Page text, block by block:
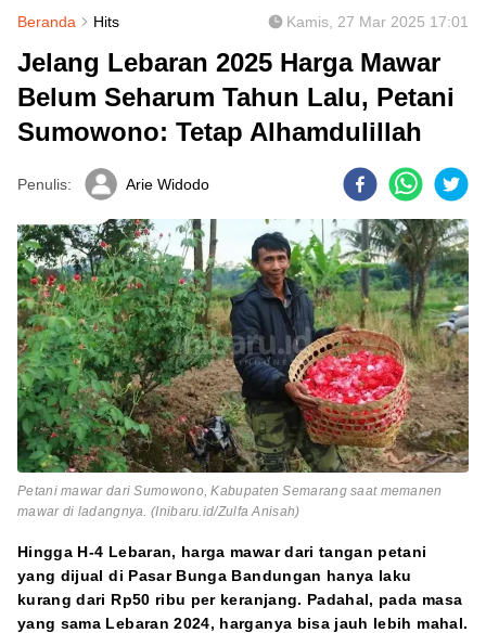
Beranda Hits Kamis, 27 Mar 2025 17:01
Jelang Lebaran 2025 Harga Mawar
Belum Seharum Tahun Lalu, Petani
Sumowono: Tetap Alhamdulillah
Penulis: Arie Widodo
Petani mawar dari Sumowono, Kabupaten Semarang saat memanen
mawar di ladangnya. (Inibaru.id/Zulfa Anisah)
Hingga H-4 Lebaran, harga mawar dari tangan petani
yang dijual di Pasar Bunga Bandungan hanya laku
kurang dari Rp50 ribu per keranjang. Padahal, pada masa
yang sama Lebaran 2024, harganya bisa jauh lebih mahal.